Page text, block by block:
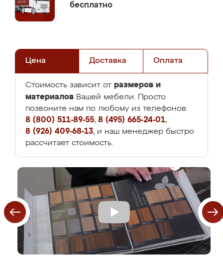
бесплатно
Цена Доставка Оплата
Стоимость зависит от размеров и
материалов Вашей мебели. Просто
позвоните нам по любому из телефонов:
8 (800) 511-89-55, 8 (495) 665-24-01,
8 (926) 409-68-13, и наш менеджер быстро
рассчитает стоимость.